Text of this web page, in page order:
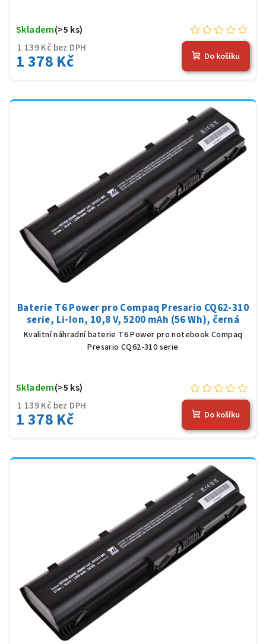
1 139 Kč bez DPH
1 378 Kč
Skladem(>5 ks)
Do košíku
Baterie T6 Power pro Compaq Presario CQ62-310
serie, Li-Ion, 10,8 V, 5200 mAh (56 Wh), černá
Kvalitní náhradní baterie T6 Power pro notebook Compaq
Presario CQ62-310 serie
1 139 Kč bez DPH
1 378 Kč
Skladem(>5 ks)
Do košíku